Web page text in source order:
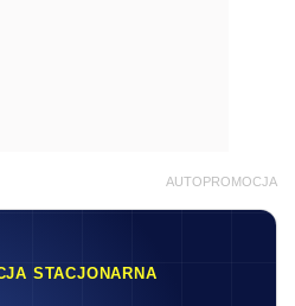
AUTOPROMOCJA
STACJONARNA